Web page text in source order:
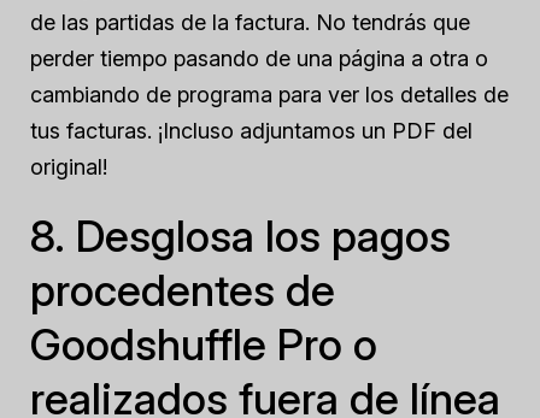
de las partidas de la factura. No tendrás que
perder tiempo pasando de una página a otra o
cambiando de programa para ver los detalles de
tus facturas. ¡Incluso adjuntamos un PDF del
original!
8. Desglosa los pagos
procedentes de
Goodshuffle Pro o
realizados fuera de línea